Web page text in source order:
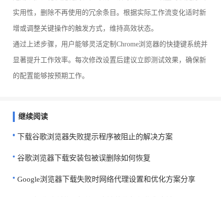
实用性，删除不再使用的冗余条目。根据实际工作流变化适时新
增或调整关键操作的触发方式，维持高效状态。
通过上述步骤，用户能够灵活定制Chrome浏览器的快捷键系统并
显著提升工作效率。每次修改设置后建议立即测试效果，确保新
的配置能够按预期工作。
继续阅读
下载谷歌浏览器失败提示程序被阻止的解决方案
谷歌浏览器下载安装包被误删除如何恢复
Google浏览器下载失败时网络代理设置和优化方案分享